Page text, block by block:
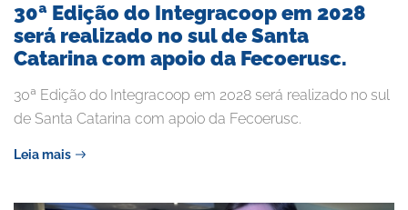
30ª Edição do Integracoop em 2028
será realizado no sul de Santa
Catarina com apoio da Fecoerusc.
30ª Edição do Integracoop em 2028 será realizado no sul
de Santa Catarina com apoio da Fecoerusc.
Leia mais